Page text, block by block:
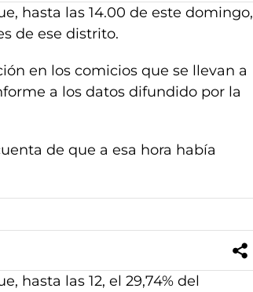
hasta las 14.00 de este domingo,
de ese distrito.
en los comicios que se llevan a
a los datos difundido por la
de que a esa hora había
hasta las 12, el 29,74% del